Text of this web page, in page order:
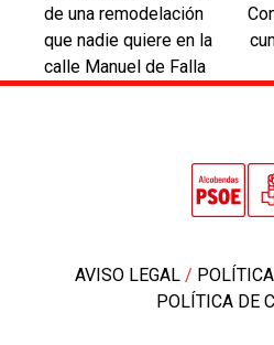
post:
de una remodelación
que nadie quiere en la
calle Manuel de Falla
AVISO LEGAL /
POLÍTICA DE